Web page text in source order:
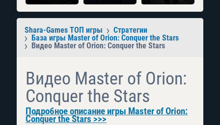
Shara-Games ТОП игры
Стратегии
База игры Master of Orion: Conquer the Stars
Видео Master of Orion: Conquer the Stars
Видео Master of Orion:
Conquer the Stars
Подробное описание игры Master of Orion:
Conquer the Stars >>>